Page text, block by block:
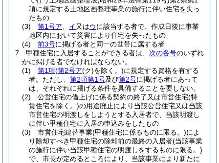
項に規定する土地区画整理事業の施行に伴い住宅を失っ
たもの
(3)
第1号ア イ 又はウに該当する者で、作成日後に事業
地区内において災害により住宅を失ったもの
(4)
前3号に掲げる者と同一の世帯に属する者
7
甲種住宅に入居することができる者は、 次の各号のいずれ
かに掲げる者でなければならない。
(1)
第1項(第2号ア(ク)を除く。)に規定する資格を有する
者。 ただし、 第2項第1号及び第2号に掲げる者にあって
は、それぞれに掲げる条件を具備することを要しない。
(2)
公営住宅の借上げに係る契約の終了又は市営住宅(特
賃住宅を除く。)の用途廃止により当該公営住宅又は当該
市営住宅の明渡しをしようとする入居者で、当該明渡し
に伴い甲種住宅に入居の申込みをしたもの
(3)
市営住宅建替事業(甲種住宅に係るものに限る。)によ
り除却すべき甲種住宅の除却前の最終の入居者(当該事業
の施行に伴い当該甲種住宅の明渡しをするものに限る。)
で、市長が定めるところにより、当該事業により新たに